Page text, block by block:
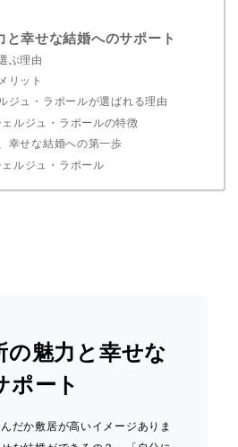
と幸せな結婚へのサポート
ぶ理由
リット
ジュ・ラポールが選ばれる理由
ルジュ・ラポールの特徴
幸せな結婚への第一歩
ルジュ・ラポール
の魅力と幸せな
ポート
だか敷居が高いイメージありま